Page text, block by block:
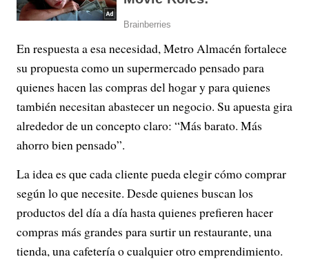
En respuesta a esa necesidad, Metro Almacén fortalece
su propuesta como un supermercado pensado para
quienes hacen las compras del hogar y para quienes
también necesitan abastecer un negocio. Su apuesta gira
alrededor de un concepto claro: “Más barato. Más
ahorro bien pensado”.
La idea es que cada cliente pueda elegir cómo comprar
según lo que necesite. Desde quienes buscan los
productos del día a día hasta quienes prefieren hacer
compras más grandes para surtir un restaurante, una
tienda, una cafetería o cualquier otro emprendimiento.